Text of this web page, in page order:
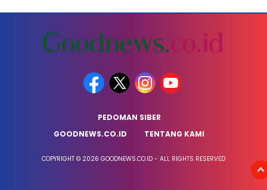
PEDOMAN SIBER
GOODNEWS.CO.ID
TENTANG KAMI
COPYRIGHT © 2026 GOODNEWS.CO.ID - ALL RIGHTS RESERVED